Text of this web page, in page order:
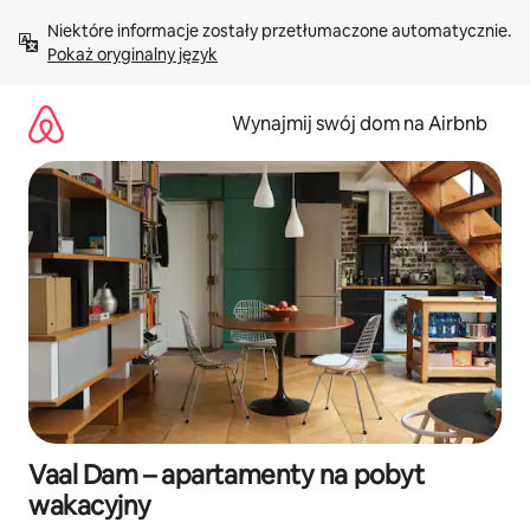
treści Pokaż oryginalny język
Wynajmij swój dom na Airbnb
Vaal Dam – apartamenty na pobyt
wakacyjny